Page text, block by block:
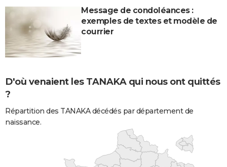
Message de condoléances :
exemples de textes et modèle de
courrier
D'où venaient les TANAKA qui nous ont quittés
?
Répartition des TANAKA décédés par département de
naissance.